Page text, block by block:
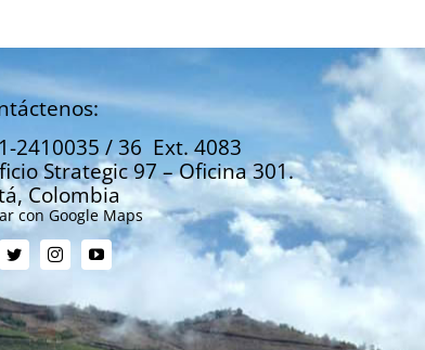
2410035 / 36 Ext. 4083
Strategic 97 – Oficina 301.
Colombia
con Google Maps